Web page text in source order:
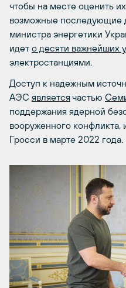
чтобы на месте оценить
возможные последующие
министра энергетики
идет о десяти важнейших
электростанциями.
Доступ к надежным
АЭС является частью
поддержания ядерной
вооруженного
Гросси в марте 2022 года.